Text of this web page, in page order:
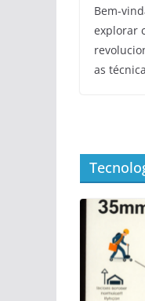
Bem-
explorar
as